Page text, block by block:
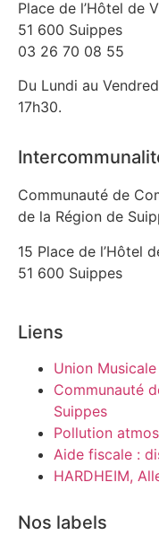
Place de l’Hôtel de
51 600 Suippes
03 26 70 08 55
Du Lundi au
17h30.
Communauté de
de la Région de
15 Place de l’Hôtel
51 600 Suippes
Liens
Union Musicale
Communauté
Suippes
Pollution
Aide fiscale :
HARDHEIM,
Nos labels